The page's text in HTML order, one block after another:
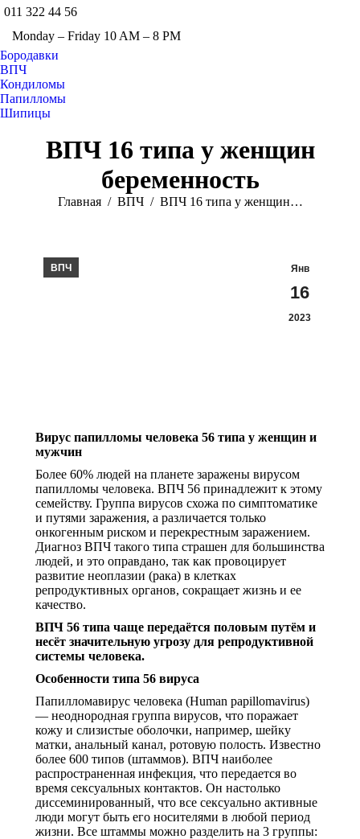
011 322 44 56
Monday – Friday 10 AM – 8 PM
Бородавки
ВПЧ
Кондиломы
Папилломы
Шипицы
ВПЧ 16 типа у женщин
беременность
Вы здесь:
Главная ВПЧ ВПЧ 16 типа у женщин…
Янв
16
2023
ВПЧ
Вирус папилломы человека 56 типа у женщин и
мужчин
Более 60% людей на планете заражены вирусом
папилломы человека. ВПЧ 56 принадлежит к этому
семейству. Группа вирусов схожа по симптоматике
и путями заражения, а различается только
онкогенным риском и перекрестным заражением.
Диагноз ВПЧ такого типа страшен для большинства
людей, и это оправдано, так как провоцирует
развитие неоплазии (рака) в клетках
репродуктивных органов, сокращает жизнь и ее
качество.
ВПЧ 56 типа чаще передаётся половым путём и
несёт значительную угрозу для репродуктивной
системы человека.
Особенности типа 56 вируса
Папилломавирус человека (Human papillomavirus)
— неоднородная группа вирусов, что поражает
кожу и слизистые оболочки, например, шейку
матки, анальный канал, ротовую полость. Известно
более 600 типов (штаммов). ВПЧ наиболее
распространенная инфекция, что передается во
время сексуальных контактов. Он настолько
диссеминированный, что все сексуально активные
люди могут быть его носителями в любой период
жизни. Все штаммы можно разделить на 3 группы: